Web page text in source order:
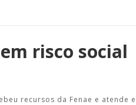
risco social
recursos da Fenae e atende